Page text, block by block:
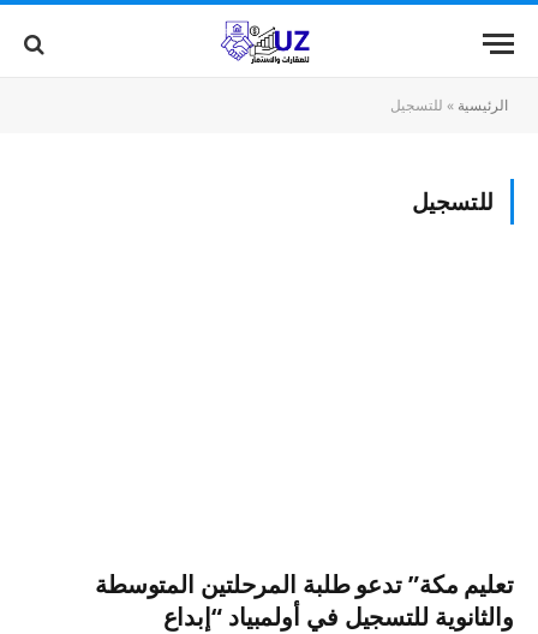
الرئيسية » للتسجيل
للتسجيل
تعليم مكة” تدعو طلبة المرحلتين المتوسطة
والثانوية للتسجيل في أولمبياد “إبداع